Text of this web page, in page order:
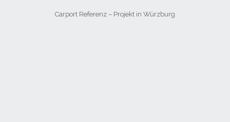
Carport Referenz – Projekt in Würzburg